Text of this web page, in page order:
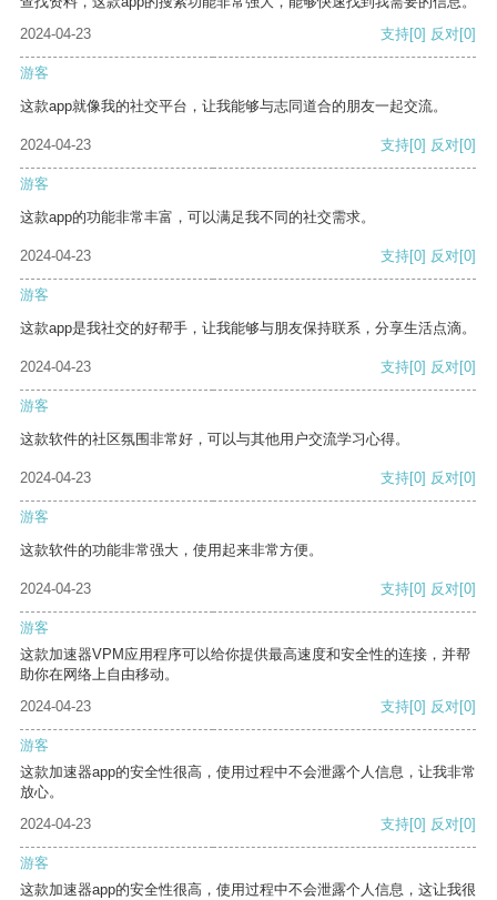
2024-04-23
支持[0] 反对[0]
游客
这款app就像我的社交平台，让我能够与志同道合的朋友一起交流。
2024-04-23 支持[0] 反对[0]
游客
这款app的功能非常丰富，可以满足我不同的社交需求。
2024-04-23 支持[0] 反对[0]
游客
这款app是我社交的好帮手，让我能够与朋友保持联系，分享生活点滴。
2024-04-23 支持[0] 反对[0]
游客
这款软件的社区氛围非常好，可以与其他用户交流学习心得。
2024-04-23 支持[0] 反对[0]
游客
这款软件的功能非常强大，使用起来非常方便。
2024-04-23 支持[0] 反对[0]
游客
这款加速器VPM应用程序可以给你提供最高速度和安全性的连接，并帮
助你在网络上自由移动。
2024-04-23
支持[0] 反对[0]
游客
这款加速器app的安全性很高，使用过程中不会泄露个人信息，让我非常
放心。
2024-04-23
支持[0] 反对[0]
游客
这款加速器app的安全性很高，使用过程中不会泄露个人信息，这让我很